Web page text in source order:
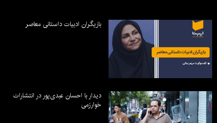
بازیگران ادبیات داستانی معاصر
دیدار با احسان عبدی‌پور در انتشارات
خوارزمی